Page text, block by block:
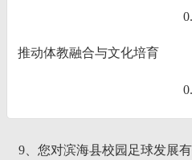
推动体教融合与文化培育
9、您对滨海县校园足球发展